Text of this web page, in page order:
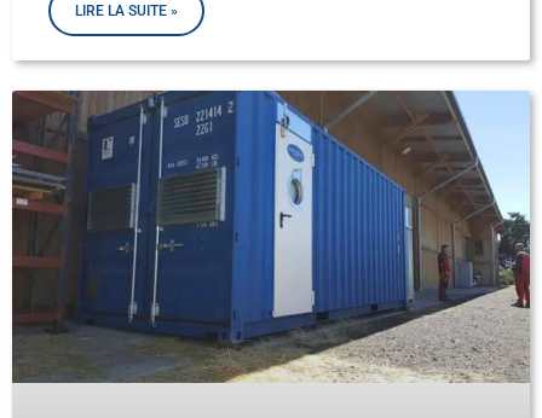
LIRE LA SUITE »